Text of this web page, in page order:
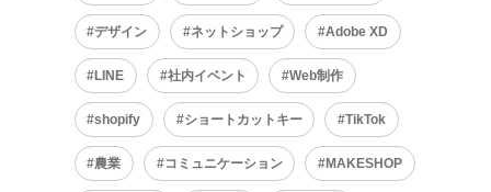
デザイン ネットショップ Adobe XD
LINE 社内イベント Web制作
shopify ショートカットキー TikTok
農業 コミュニケーション MAKESHOP